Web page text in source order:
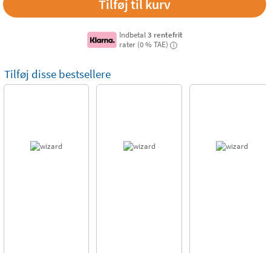
Indbetal3 rentefrit
rater (0 % TAE)
i
Tilføj disse bestsellere